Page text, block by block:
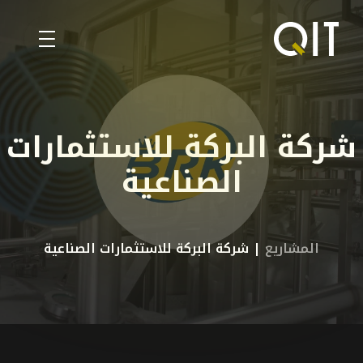
الرئيسية
المعرض
المدونة
حول
اتصل بنا
تحسين محرّكات البحث
شركة البركة للاستثمارات
الصناعية
المشاريع | شركة البركة للاستثمارات الصناعية